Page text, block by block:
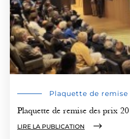
Plaquette de remise
Plaquette de remise des prix
LIRE LA PUBLICATION